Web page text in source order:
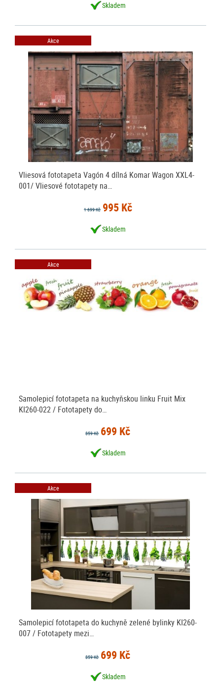
Skladem
Akce
Vliesová fototapeta Vagón 4 dílná Komar Wagon XXL4-
001/ Vliesové fototapety na…
1 699 Kč 995 Kč
Skladem
Akce
Samolepicí fototapeta na kuchyňskou linku Fruit Mix
KI260-022 / Fototapety do…
859 Kč 699 Kč
Skladem
Akce
Samolepicí fototapeta do kuchyně zelené bylinky KI260-
007 / Fototapety mezi…
859 Kč 699 Kč
Skladem